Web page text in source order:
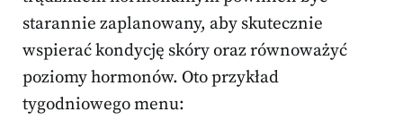
starannie zaplanowany, aby skutecznie
wspierać kondycję skóry oraz równoważyć
poziomy hormonów. Oto przykład
tygodniowego menu: